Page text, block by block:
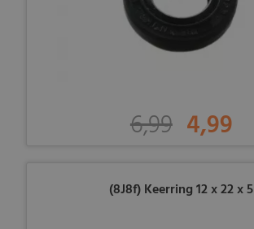
6,99 4,99
(8J8f) Keerring 12 x 22 x 5